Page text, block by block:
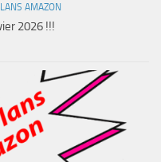
AMAZON
2026 !!!